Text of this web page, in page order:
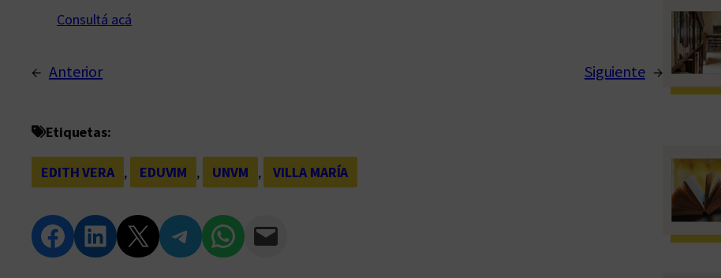
Consultá acá
← Anterior Siguiente →
Etiquetas:
EDITH VERA , EDUVIM , UNVM , VILLA MARÍA
Compartir en Facebook Compartir en LinkedIn Compartir en Twitter Compartir en Telegram Compartir en WhatsApp Compartir vía Email